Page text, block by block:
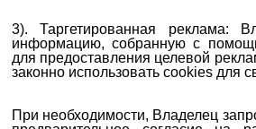
3). Таргетированная реклама:
информацию, собранную с
для предоставления целевой
законно использовать cookies для
При необходимости, Владелец